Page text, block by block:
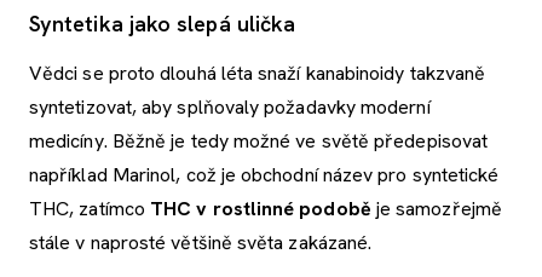
Syntetika jako slepá ulička
Vědci se proto dlouhá léta snaží kanabinoidy takzvaně
syntetizovat, aby splňovaly požadavky moderní
medicíny. Běžně je tedy možné ve světě předepisovat
například Marinol, což je obchodní název pro syntetické
THC, zatímco THC v rostlinné podobě je samozřejmě
stále v naprosté většině světa zakázané.